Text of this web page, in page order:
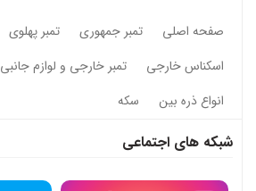
صفحه اصلی تمبر جمهوری تمبر پهلوی
اسکناس خارجی
تمبر خارجی و لوازم جانبی
انواع ذره بین
سکه
شبکه های اجتماعی